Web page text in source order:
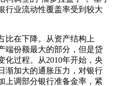
行业流动性覆盖率受到较大
在下降。从资产结构上
端份额最大的部分，但是贷
化过程。从2010年开始，央
渐加大的通胀压力，对银行
上调部分银行准备金率，紧